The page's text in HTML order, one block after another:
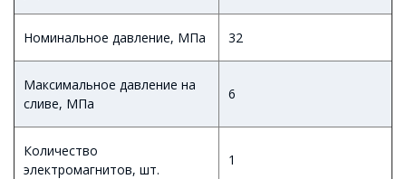
Номинальное давление, МПа 32
Максимальное давление на
сливе, МПа
6
Количество
электромагнитов, шт.
1